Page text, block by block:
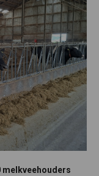
melkveehouders